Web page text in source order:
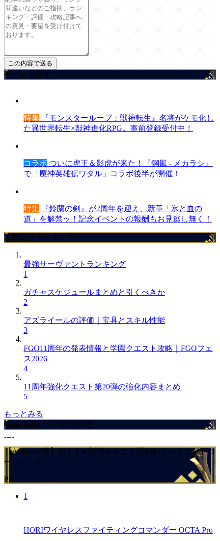
ゲームを探す
特集 『モンスターループ：獣神転生』名将がケモ化し
た異世界転生×獣神進化RPG。事前登録受付中！
コラボ ついに虎王＆影虎が来た！『鋼嵐 - メカラシ』
で「魔神英雄伝ワタル」コラボ後半が開催！
特集 『鈴蘭の剣』が2周年を迎え、新章「氷と血の
道」を解禁ッ！記念イベントの報酬もお見逃し無く！
攻略記事ランキング
最強サーヴァントランキング
1
ガチャスケジュールまとめと引くべきか
2
アズライールの評価｜宝具とスキル性能
3
FGO11周年の発表情報と学園クエスト攻略｜FGOフェ
ス2026
4
11周年強化クエスト第20弾の強化内容まとめ
5
もっとみる
GameWithからのお知らせ
【Amazon7月】おすすめ記事からよく買われているコントロ
ーラーTOP4
PR
1
HORIワイヤレスファイティングコマンダー OCTA Pro